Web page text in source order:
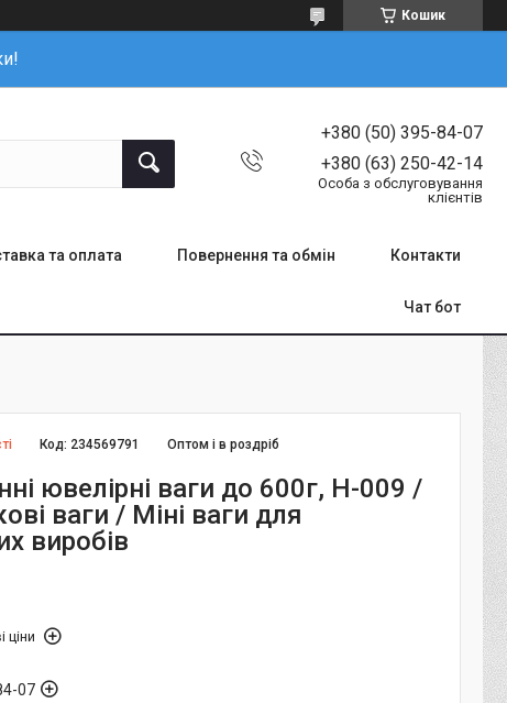
Кошик
+380 (50) 395-84-07
+380 (63) 250-42-14
Особа з обслуговування
клієнтів
та оплата Повернення та обмін Контакти
Чат бот
Оптом і в роздріб
Код: 234569791
ювелірні ваги до 600г, H-009 /
ваги / Міні ваги для
виробів
ціни
07